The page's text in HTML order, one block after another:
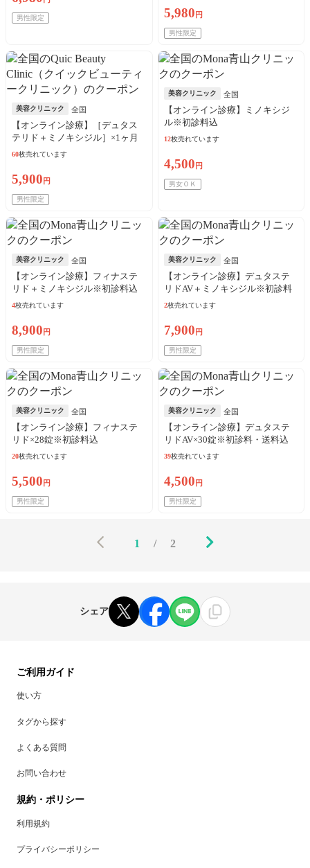
男性限定 5,980 円
男性限定
美容クリニック 全国
【オンライン診療】［デュタス
テリド＋ミノキシジル］×1ヶ月
※初診料・送料込
60枚売れています
5,900 円
男性限定
美容クリニック 全国
【オンライン診療】ミノキシジ
ル※初診料込
12枚売れています
4,500 円
男女ＯＫ
美容クリニック 全国
【オンライン診療】フィナステ
リド＋ミノキシジル※初診料込
4枚売れています
8,900 円
男性限定
美容クリニック 全国
【オンライン診療】デュタステ
リドAV＋ミノキシジル※初診料
込
2枚売れています
7,900 円
男性限定
美容クリニック 全国
【オンライン診療】フィナステ
リド×28錠※初診料込
20枚売れています
5,500 円
男性限定
美容クリニック 全国
【オンライン診療】デュタステ
リドAV×30錠※初診料・送料込
39枚売れています
4,500 円
男性限定
1 / 2
シェア
ご利用ガイド
使い方
タグから探す
よくある質問
お問い合わせ
規約・ポリシー
利用規約
プライバシーポリシー